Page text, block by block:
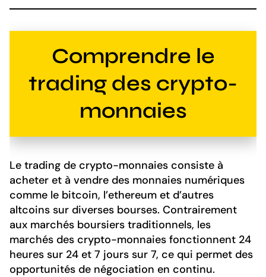
Comprendre le
trading des crypto-
monnaies
Le trading de crypto-monnaies consiste à
acheter et à vendre des monnaies numériques
comme le bitcoin, l’ethereum et d’autres
altcoins sur diverses bourses. Contrairement
aux marchés boursiers traditionnels, les
marchés des crypto-monnaies fonctionnent 24
heures sur 24 et 7 jours sur 7, ce qui permet des
opportunités de négociation en continu.